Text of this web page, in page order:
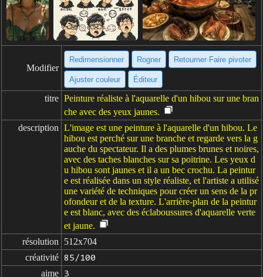
Modifier
Redimensionner Rogner Retourner·Faire pivoter
Ajuster couleur Éditeur
titre Peinture réaliste à l'aquarelle d'un hibou sur une bran
che avec des yeux jaunes.
description L'image est une peinture à l'aquarelle d'un hibou. Le
hibou est perché sur une branche et regarde vers la g
auche du spectateur. Il a des plumes brunes et noires,
avec des taches blanches sur sa poitrine. Les yeux d
u hibou sont jaunes et il a un bec crochu. La peintur
e est réalisée dans un style réaliste, et l'artiste a utilisé
une variété de techniques pour créer un sens de la pr
ofondeur et de la texture. L'arrière-plan de la peintur
e est blanc, avec des éclaboussures d'aquarelle verte
et jaune.
résolution
512x704
créativité 85/100
aime 3